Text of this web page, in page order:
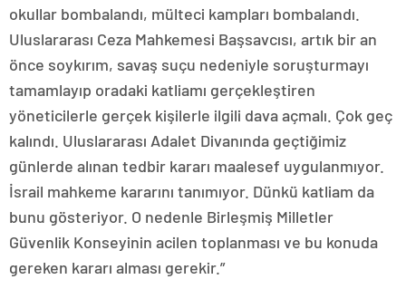
okullar bombalandı, mülteci kampları bombalandı.
Uluslararası Ceza Mahkemesi Başsavcısı, artık bir an
önce soykırım, savaş suçu nedeniyle soruşturmayı
tamamlayıp oradaki katliamı gerçekleştiren
yöneticilerle gerçek kişilerle ilgili dava açmalı. Çok geç
kalındı. Uluslararası Adalet Divanında geçtiğimiz
günlerde alınan tedbir kararı maalesef uygulanmıyor.
İsrail mahkeme kararını tanımıyor. Dünkü katliam da
bunu gösteriyor. O nedenle Birleşmiş Milletler
Güvenlik Konseyinin acilen toplanması ve bu konuda
gereken kararı alması gerekir.”